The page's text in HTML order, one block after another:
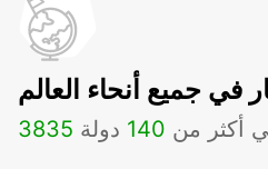
في جميع أنحاء العالم
3835 أكثر من 140 دولة